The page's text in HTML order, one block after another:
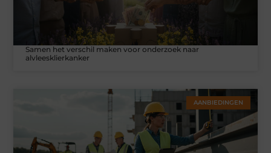
Samen het verschil maken voor onderzoek naar
alvleesklierkanker
AANBIEDINGEN